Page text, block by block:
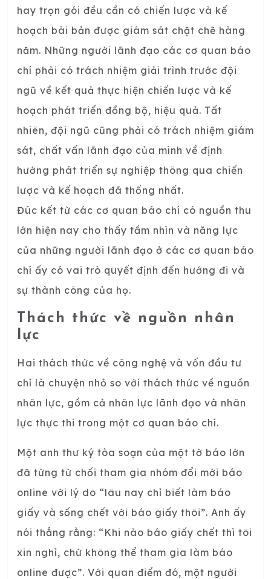
hay trọn gói đều cần có chiến lược và kế
hoạch bài bản được giám sát chặt chẽ hàng
năm. Những người lãnh đạo các cơ quan báo
chí phải có trách nhiệm giải trình trước đội
ngũ về kết quả thực hiện chiến lược và kế
hoạch phát triển đồng bộ, hiệu quả. Tất
nhiên, đội ngũ cũng phải có trách nhiệm giám
sát, chất vấn lãnh đạo của mình về định
hướng phát triển sự nghiệp thông qua chiến
lược và kế hoạch đã thống nhất.
Đúc kết từ các cơ quan báo chí có nguồn thu
lớn hiện nay cho thấy tầm nhìn và năng lực
của những người lãnh đạo ở các cơ quan báo
chí ấy có vai trò quyết định đến hướng đi và
sự thành công của họ.
Thách thức về nguồn nhân
lực
Hai thách thức về công nghệ và vốn đầu tư
chỉ là chuyện nhỏ so với thách thức về nguồn
nhân lực, gồm cả nhân lực lãnh đạo và nhân
lực thực thi trong một cơ quan báo chí.
Một anh thư ký tòa soạn của một tờ báo lớn
đã từng từ chối tham gia nhóm đổi mới báo
online với lý do “lâu nay chỉ biết làm báo
giấy và sống chết với báo giấy thôi”. Anh ấy
nói thẳng rằng: “Khi nào báo giấy chết thì tôi
xin nghỉ, chứ không thể tham gia làm báo
online được”. Với quan điểm đó, một người